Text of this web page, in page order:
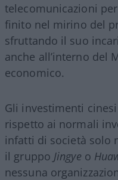
telecomunicazioni
finito nel mirino del
sfruttando il suo
anche all’interno del
economico.
Gli investimenti
rispetto ai normali
infatti di società solo
il gruppo Jingye o
nessuna